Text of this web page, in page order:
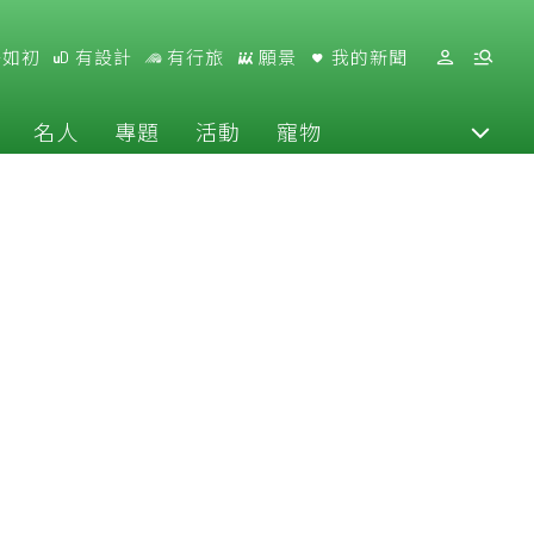
初 有設計 有行旅 願景 我的新聞
名人 專題 活動 寵物